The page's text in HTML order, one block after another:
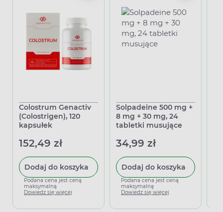
Colostrum Genactiv
(Colostrigen), 120
kapsułek
152,49 zł
Dodaj do koszyka
Podana cena jest ceną
maksymalną
Dowiedz się więcej
Solpadeine 500 mg +
8 mg + 30 mg, 24
tabletki musujące
34,99 zł
Dodaj do koszyka
Podana cena jest ceną
maksymalną
Dowiedz się więcej